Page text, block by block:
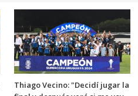
Thiago Vecino: "Decidí jugar la